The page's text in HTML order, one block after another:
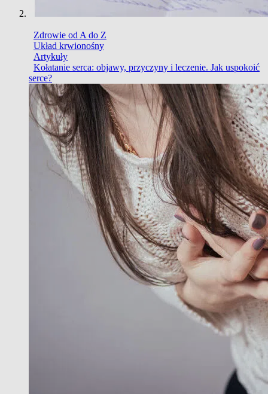
Zdrowie od A do Z
Układ krwionośny
Artykuły
Kołatanie serca: objawy, przyczyny i leczenie. Jak uspokoić
serce?